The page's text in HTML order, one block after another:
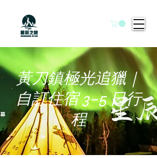
黃刀鎮極光追獵｜
自訂住宿 3–5 日行
程